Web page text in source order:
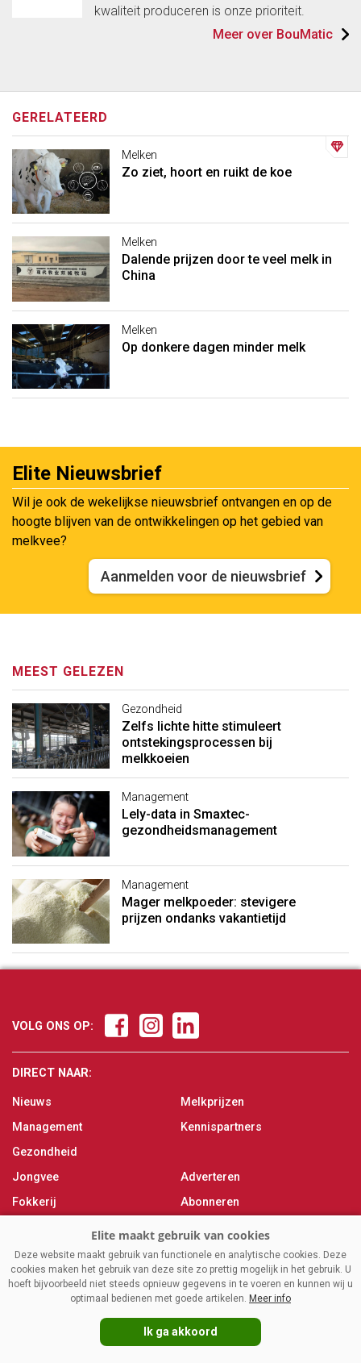
kwaliteit produceren is onze prioriteit.
Meer over BouMatic
GERELATEERD
Melken
Zo ziet, hoort en ruikt de koe
Melken
Dalende prijzen door te veel melk in
China
Melken
Op donkere dagen minder melk
Elite Nieuwsbrief
Wil je ook de wekelijkse nieuwsbrief ontvangen en op de
hoogte blijven van de ontwikkelingen op het gebied van
melkvee?
Aanmelden voor de nieuwsbrief
MEEST GELEZEN
Gezondheid
Zelfs lichte hitte stimuleert
ontstekingsprocessen bij
melkkoeien
Management
Lely-data in Smaxtec-
gezondheidsmanagement
Management
Mager melkpoeder: stevigere
prijzen ondanks vakantietijd
VOLG ONS OP:
DIRECT NAAR:
Nieuws
Management
Gezondheid
Jongvee
Fokkerij
Melken
Magazine
Melkprijzen
Kennispartners
Adverteren
Abonneren
Contact
VAKBLADELITE.NL|DISCLAIMER|PRIVACY
Deze website maakt gebruik van functionele en analytische cookies. Deze
cookies maken het gebruik van deze site zo prettig mogelijk in het gebruik. U
hoeft bijvoorbeeld niet steeds opnieuw gegevens in te voeren en kunnen wij u
optimaal bedienen met goede artikelen. Meer info
Ik ga akkoord